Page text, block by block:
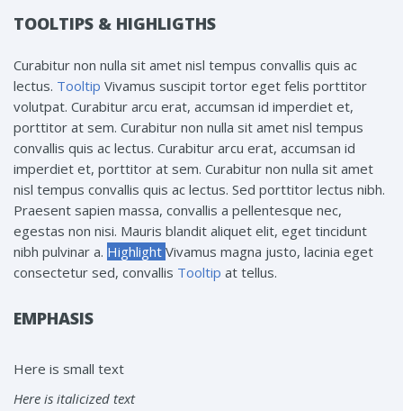
TOOLTIPS & HIGHLIGTHS
Curabitur non nulla sit amet nisl tempus convallis quis ac
lectus. Tooltip Vivamus suscipit tortor eget felis porttitor
volutpat. Curabitur arcu erat, accumsan id imperdiet et,
porttitor at sem. Curabitur non nulla sit amet nisl tempus
convallis quis ac lectus. Curabitur arcu erat, accumsan id
imperdiet et, porttitor at sem. Curabitur non nulla sit amet
nisl tempus convallis quis ac lectus. Sed porttitor lectus nibh.
Praesent sapien massa, convallis a pellentesque nec,
egestas non nisi. Mauris blandit aliquet elit, eget tincidunt
nibh pulvinar a. Highlight Vivamus magna justo, lacinia eget
consectetur sed, convallis Tooltip at tellus.
EMPHASIS
Here is small text
Here is italicized text